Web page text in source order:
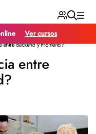
entre Backend y Frontend?
entre
Ver cursos